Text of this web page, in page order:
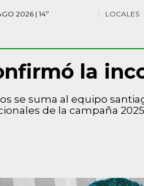
2026 | 14º LOCALES
la
se suma al equipo
de la campaña